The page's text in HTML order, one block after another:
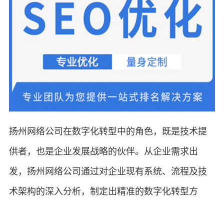
扬州网络公司在数字化转型中的角色，既是技术提
供者，也是企业发展战略的伙伴。从企业需求出
发，扬州网络公司通过对企业现有系统、流程及技
术架构的深入分析，制定出精准的数字化转型方